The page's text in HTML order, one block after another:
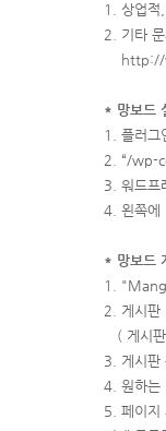
1. 상업적
2. 기타
http://
* 망보드
1. 플러
2. “/wp-
3. 워드프
4. 왼쪽에
* 망보드
1.
2. 게시판
( 게시판
3. 게시판
4. 원하는
5. 페이지